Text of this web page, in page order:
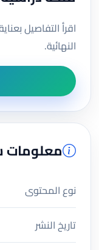
اقرأ التفاصيل
النهائية.
معلومات
نوع المحتوى
تاريخ النشر